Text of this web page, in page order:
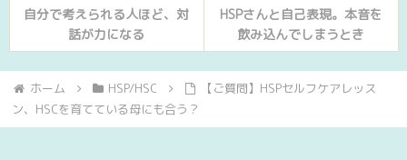
自分で考えられる人ほど、対
話が力になる
HSPさんと自己表現。本音を
飲み込んでしまうとき
ホーム HSP/HSC
【ご質問】HSPセルフケアレッス
ン、HSCを育てている母にも合う？